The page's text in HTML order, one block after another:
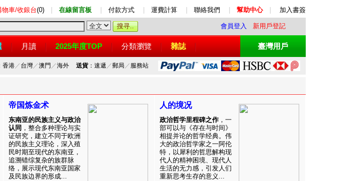
物車/收銀台(0) 在線留言板 付款方式 運費計算 聯絡我們 幫助中心 加入書簽
會員登入 新用戶登記
月讀 2025年度TOP 分類瀏覽 雜誌 臺灣用戶
香港／ 台灣／澳門 ／海外 送貨：速遞 ／郵局 ／ 服務站
帝国炼金术
东南亚的民族主义与政治
认同 ，整合多种理论与实
证研究，建立不同于欧洲
的民族主义理论，深入殖
民时期至现代的东南亚，
追溯错综复杂的族群脉
络，展示现代东南亚国家
及民族边界的形成...
人的境况
政治哲学里程碑之作 ，一
部可以与《存在与时间》
相提并论的哲学经典。伟
大的政治哲学家之一阿伦
特，以犀利的哲思解构现
代人的精神困境、现代人
生活的无力感，引发人们
重新思考生存的意义...